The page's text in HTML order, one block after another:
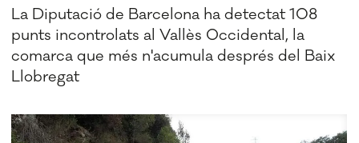
La Diputació de Barcelona ha detectat 108
punts incontrolats al Vallès Occidental, la
comarca que més n'acumula després del Baix
Llobregat